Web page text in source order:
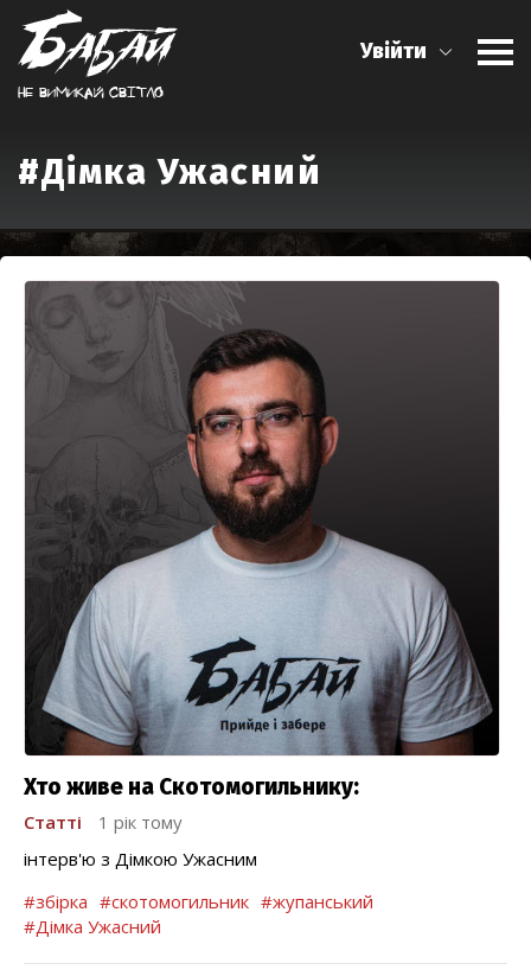
Не вимикай свiтло
Увійти
#Дімка Ужасний
Хто живе на Скотомогильнику:
Статті
1 рік тому
інтерв'ю з Дімкою Ужасним
#збірка #скотомогильник #жупанський
#Дімка Ужасний